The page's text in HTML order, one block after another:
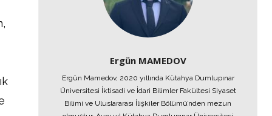
Ergün MAMEDOV
Ergün Mamedov, 2020 yıllında Kütahya Dumlupınar
Üniversitesi İktisadi ve İdari Bilimler Fakültesi Siyaset
Bilimi ve Uluslararası İlişkiler Bölümü’nden mezun